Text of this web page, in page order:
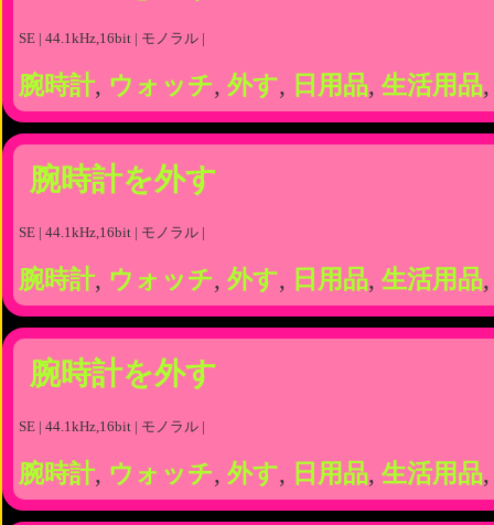
SE | 44.1kHz,16bit | モノラル |
腕時計, ウォッチ, 外す, 日用品, 生活用品
腕時計を外す
SE | 44.1kHz,16bit | モノラル |
腕時計, ウォッチ, 外す, 日用品, 生活用品
腕時計を外す
SE | 44.1kHz,16bit | モノラル |
腕時計, ウォッチ, 外す, 日用品, 生活用品